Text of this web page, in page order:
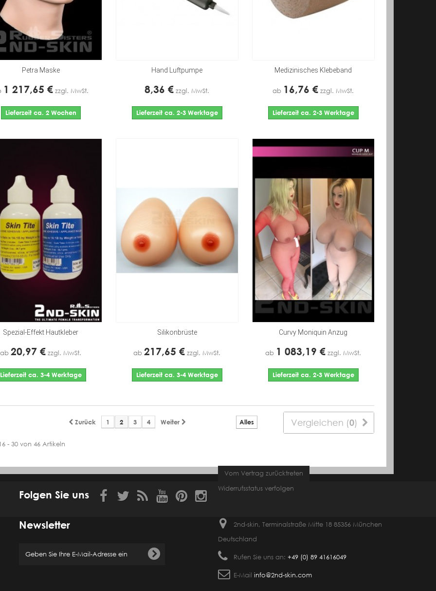
Petra Maske
1 217,65 € zzgl. MwSt.
Lieferzeit ca. 2 Wochen
Hand Luftpumpe
8,36 € zzgl. MwSt.
Lieferzeit ca. 2-3 Werktage
Medizinisches Klebeband
ab 16,76 € zzgl. MwSt.
Lieferzeit ca. 2-3 Werktage
Spezial-Effekt Hautkleber
ab20,97 € zzgl. MwSt.
Lieferzeit ca. 3-4 Werktage
Silikonbrüste
ab217,65 € zzgl. MwSt.
Lieferzeit ca. 3-4 Werktage
Curvy Moniquin Anzug
ab 1 083,19 € zzgl. MwSt.
Lieferzeit ca. 2-3 Werktage
Vergleichen (0)
Alles
Zurück 1 2 3 4 Weiter
- 30 von 46 Artikeln
Folgen Sie uns
Newsletter
2nd-skin, Terminalstraße Mitte 18 85356 München
Deutschland
Rufen Sie uns an:+49 (0) 89 41616049
E-Mailinfo@2nd-skin.com
Vom Vertrag zurücktreten
Widerrufsstatus verfolgen